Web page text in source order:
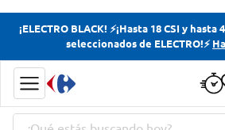
¡ELECTRO BLACK! ⚡¡Hasta 18 CSI y
seleccionados de ELECTRO!⚡
¿Qué estás buscando hoy?
Términos más
Cerveza
Doves